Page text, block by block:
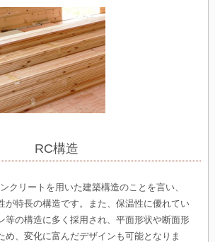
RC構造
クリートを用いた建築構造のことを言い、
が特長の構造です。また、保温性に優れてい
等の構造に多く採用され、平面形状や断面形
め、変化に富んだデザインも可能となりま